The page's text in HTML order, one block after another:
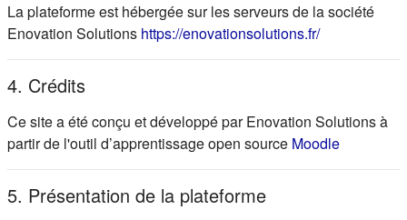
La plateforme est hébergée sur les serveurs de la société
Enovation Solutions https://enovationsolutions.fr/(s'ouvre
4. Crédits
Ce site a été conçu et développé par Enovation Solutions à
partir de l'outil d’apprentissage open source Moodle(s'ouvre
5. Présentation de la plateforme